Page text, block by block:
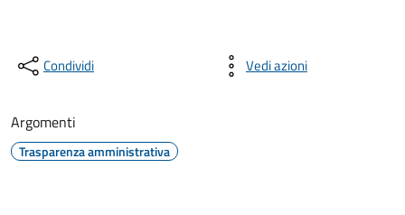
Condividi Vedi azioni
Argomenti
Trasparenza amministrativa